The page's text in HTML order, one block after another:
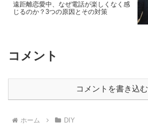
遠距離恋愛中、なぜ電話が楽しくなく感
じるのか？3つの原因とその対策
コメント
コメントを書き込む
ホーム DIY